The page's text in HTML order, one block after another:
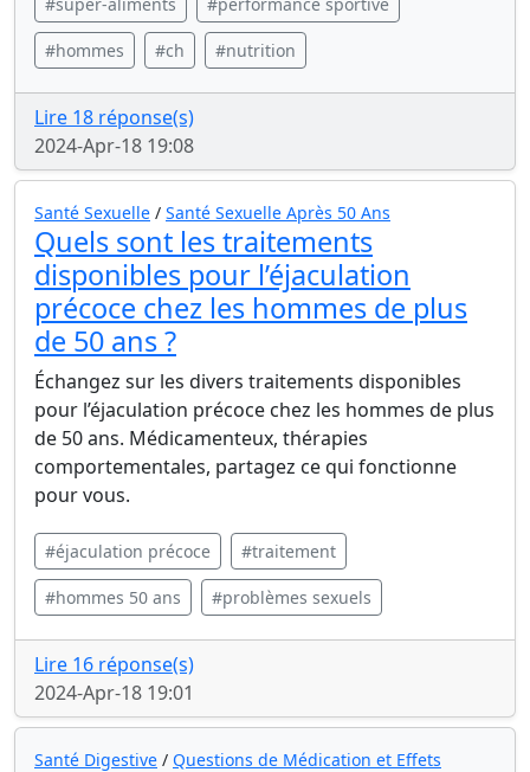
#hommes #ch #nutrition
Lire 18 réponse(s)
2024-Apr-18 19:08
Santé Sexuelle / Santé Sexuelle Après 50 Ans
Quels sont les traitements
disponibles pour l’éjaculation
précoce chez les hommes de plus
de 50 ans ?
Échangez sur les divers traitements disponibles
pour l’éjaculation précoce chez les hommes de plus
de 50 ans. Médicamenteux, thérapies
comportementales, partagez ce qui fonctionne
pour vous.
#éjaculation précoce #traitement
#hommes 50 ans #problèmes sexuels
Lire 16 réponse(s)
2024-Apr-18 19:01
Santé Digestive / Questions de Médication et Effets